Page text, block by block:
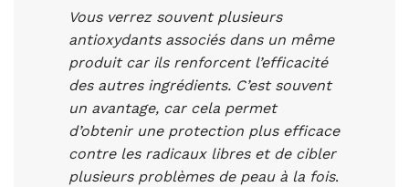
Vous verrez souvent plusieurs
antioxydants associés dans un même
produit car ils renforcent l’efficacité
des autres ingrédients. C’est souvent
un avantage, car cela permet
d’obtenir une protection plus efficace
contre les radicaux libres et de cibler
plusieurs problèmes de peau à la fois.